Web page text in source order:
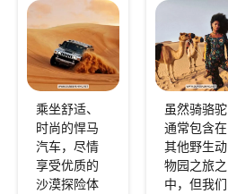
乘坐舒适、
时尚的悍马
汽车，尽情
享受优质的
沙漠探险体
虽然骑骆驼
通常包含在
其他野生动
物园之旅之
中，但我们